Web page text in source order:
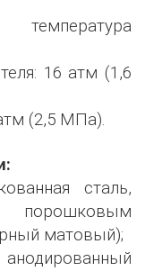
16 атм (1,6
(2,5 МПа).
сталь,
порошковым
матовый);